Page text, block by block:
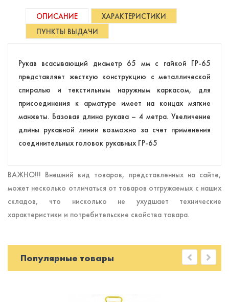
ОПИСАНИЕ
ХАРАКТЕРИСТИКИ
ПУНКТЫ ВЫДАЧИ
Рукав всасывающий диаметр 65 мм с гайкой ГР-65
представляет жесткую конструкцию с металлической
спиралью и текстильным наружным каркасом, для
присоединения к арматуре имеет на концах мягкие
манжеты. Базовая длина рукава – 4 метра. Увеличение
длины рукавной линии возможно за счет применения
соединительных головок рукавных ГР-65
ВАЖНО!!! Внешний вид товаров, представленных на сайте,
может несколько отличаться от товаров отгружаемых с наших
складов, что нисколько не ухудшает технические
характеристики и потребительские свойства товара.
Популярные товары